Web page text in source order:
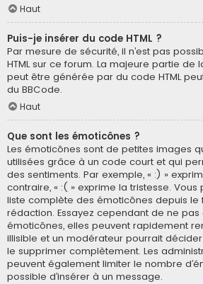
Haut
Puis-je insérer du code HTML ?
Par mesure de sécurité, il n’est pas
HTML sur ce forum. La majeure partie de
peut être générée par du code HTML
du BBCode.
Haut
Que sont les émoticônes ?
Les émoticônes sont de petites images
utilisées grâce à un code court et qui
des sentiments. Par exemple, « :) »
contraire, « :( » exprime la tristesse.
liste complète des émoticônes depuis le
rédaction. Essayez cependant de ne
émoticônes, elles peuvent rapidement
illisible et un modérateur pourrait
le supprimer complètement. Les
peuvent également limiter le nombre
possible d’insérer à un message.